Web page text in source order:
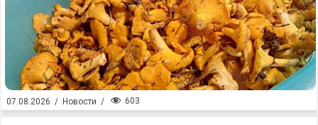
07.08.2026 / Новости / 603